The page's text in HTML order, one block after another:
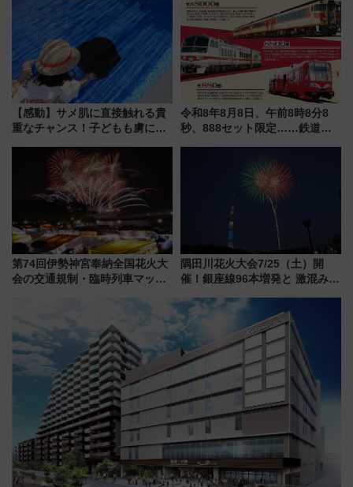
プン。もつ鍋風など限定メニュ
ーも
【感動】サメ肌に直接触れる貴
重なチャンス！子どもも虜にな
メのタッチングプール」【夏休
み限定企画】
令和8年8月8日、午前8時8分8
秒、888セット限定……鉄道各
第74回伊勢神宮奉納全国花火大
会の交通規制・臨時列車マッ
隅田川花火大会7/25（土）開
催！銀座線96本増発と 激混みの
アクセス攻略法、2万発の花火が
都心の夜に！